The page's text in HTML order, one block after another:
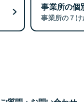
事業所の個
事業所の７け